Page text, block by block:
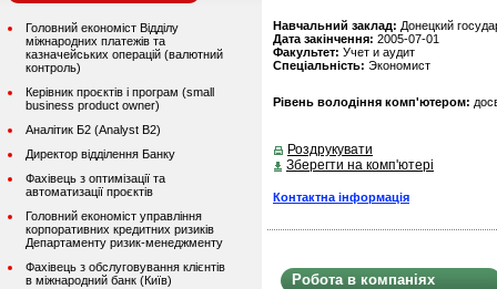
Головний економіст Відділу
міжнародних платежів та
казначейських операцій (валютний
контроль)
Керівник проєктів і програм (small
business product owner)
Аналітик Б2 (Analyst B2)
Директор відділення Банку
Фахівець з оптимізації та
автоматизації проєктів
Головний економіст управління
корпоративних кредитних ризиків
Департаменту ризик-менеджменту
Фахівець з обслуговування клієнтів
в міжнародний банк (Київ)
Навчальний заклад: Донецкий
Дата закінчення: 2005-07-01
Факультет: Учет и аудит
Спеціальність: Экономист
Рівень володіння комп'ютером:
Роздрукувати
Зберегти на комп'ютері
Контактна інформація
Робота в компаніях